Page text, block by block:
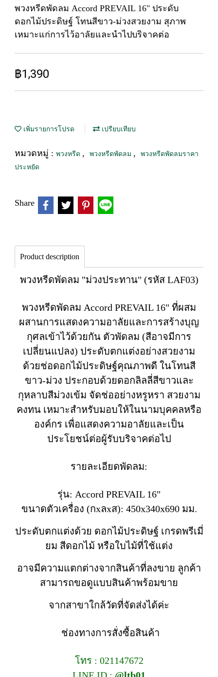
พวงหรีดพัดลม Accord PREVAIL 16" ประดับ
ดอกไม้ประดิษฐ์ โทนสีขาว-ม่วงสวยงาม สุภาพ
เหมาะแก่การไว้อาลัยและนำไปบริจาคต่อ
฿1,390
เพิ่มรายการโปรด เปรียบเทียบ
หมวดหมู่ : พวงหรีด , พวงหรีดพัดลม ,
พวงหรีดพัดลมราคา
ประหยัด
Share
Product description
พวงหรีดพัดลม "ม่วงประทาน" (รหัส LAF03)
พวงหรีดพัดลม Accord PREVAIL 16" ที่ผสม
ผสานการแสดงความอาลัยและการสร้างบุญ
กุศลเข้าไว้ด้วยกัน ตัวพัดลม (สีอาจมีการ
เปลี่ยนแปลง) ประดับตกแต่งอย่างสวยงาม
ด้วยช่อดอกไม้ประดิษฐ์คุณภาพดี ในโทนสี
ขาว-ม่วง ประกอบด้วยดอกลิลลี่สีขาวและ
กุหลาบสีม่วงเข้ม จัดช่ออย่างหรูหรา สวยงาม
คงทน เหมาะสำหรับมอบให้ในนามบุคคลหรือ
องค์กร เพื่อแสดงความอาลัยและเป็น
ประโยชน์ต่อผู้รับบริจาคต่อไป
รายละเอียดพัดลม:
รุ่น: Accord PREVAIL 16"
ขนาดตัวเครื่อง (กxลxส): 450x340x690 มม.
ประดับตกแต่งด้วย ดอกไม้ประดิษฐ์ เกรดพรีเมี่
ยม สีดอกไม้ หรือใบไม้ที่ใช้แต่ง
อาจมีความแตกต่างจากสินค้าที่ลงขาย ลูกค้า
สามารถขอดูแบบสินค้าพร้อมขาย
จากสาขาใกล้วัดที่จัดส่งได้ค่ะ
ช่องทางการสั่งซื้อสินค้า
โทร : 021147672